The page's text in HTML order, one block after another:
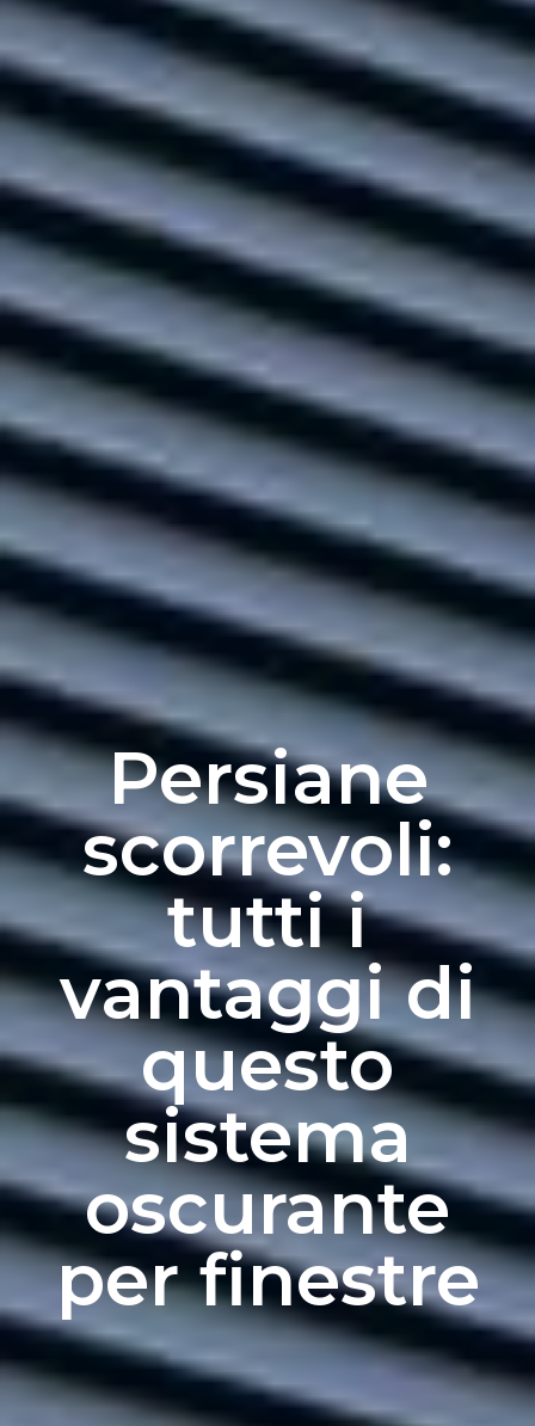
Persiane
scorrevoli:
tutti i
vantaggi di
questo
sistema
oscurante
per finestre